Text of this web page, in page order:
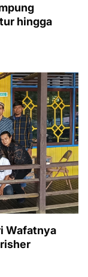
hingga
Wafatnya